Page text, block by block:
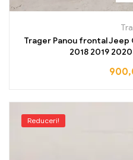
Trager Panou frontal Jeep
2018 2019
Reduceri!